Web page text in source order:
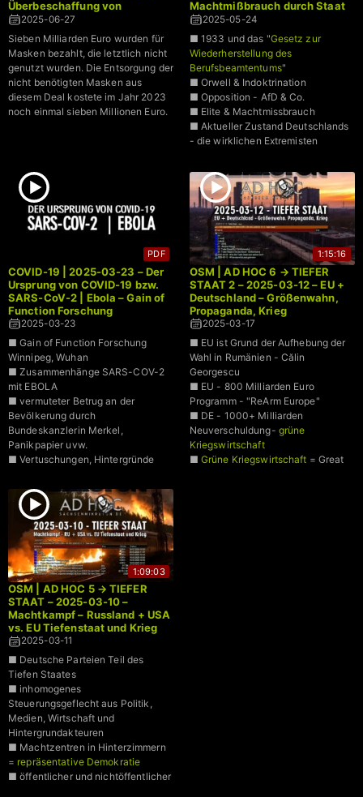
Überbeschaffung von
Schutzmasken während der
2025-06-27
Sieben Milliarden Euro wurden für
Masken bezahlt, die letztlich nicht
genutzt wurden. Die Entsorgung der
nicht benötigten Masken aus
diesem Deal kostete im Jahr 2023
noch einmal sieben Millionen Euro.
Machtmißbrauch durch Staat
& Medien
2025-05-24
■ 1933 und das "Gesetz zur
Wiederherstellung des
Berufsbeamtentums"
■ Orwell & Indoktrination
■ Opposition - AfD & Co.
■ Elite & Machtmissbrauch
■ Aktueller Zustand Deutschlands
- die wirklichen Extremisten
PDF
COVID-19 | 2025-03-23 – Der
Ursprung von COVID-19 bzw.
SARS-CoV-2 | Ebola – Gain of
Function Forschung
2025-03-23
■ Gain of Function Forschung
Winnipeg, Wuhan
■ Zusammenhänge SARS-COV-2
mit EBOLA
■ vermuteter Betrug an der
Bevölkerung durch
Bundeskanzlerin Merkel,
Panikpapier uvw.
■ Vertuschungen, Hintergründe
1:15:16
OSM | AD HOC 6 → TIEFER
STAAT 2 – 2025-03-12 – EU +
Deutschland – Größenwahn,
Propaganda, Krieg
2025-03-17
■ EU ist Grund der Aufhebung der
Wahl in Rumänien - Călin
Georgescu
■ EU - 800 Milliarden Euro
Programm - "ReArm Europe"
■ DE - 1000+ Milliarden
Neuverschuldung- grüne
Kriegswirtschaft
■ Grüne Kriegswirtschaft = Great
1:09:03
OSM | AD HOC 5 → TIEFER
STAAT – 2025-03-10 –
Machtkampf – Russland + USA
vs. EU Tiefenstaat und Krieg
2025-03-11
■ Deutsche Parteien Teil des
Tiefen Staates
■ inhomogenes
Steuerungsgeflecht aus Politik,
Medien, Wirtschaft und
Hintergrundakteuren
■ Machtzentren in Hinterzimmern
= repräsentative Demokratie
■ öffentlicher und nichtöffentlicher